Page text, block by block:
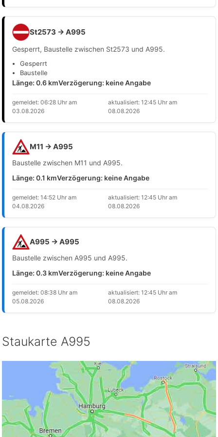
St2573 → A995
Gesperrt, Baustelle zwischen St2573 und A995.
Gesperrt
Baustelle
Länge: 0.6 kmVerzögerung: keine Angabe
gemeldet: 06:28 Uhr am
03.08.2026
aktualisiert: 12:45 Uhr am
08.08.2026
M11 → A995
Baustelle zwischen M11 und A995.
Länge: 0.1 kmVerzögerung: keine Angabe
gemeldet: 14:52 Uhr am
04.08.2026
aktualisiert: 12:45 Uhr am
08.08.2026
A995 → A995
Baustelle zwischen A995 und A995.
Länge: 0.3 kmVerzögerung: keine Angabe
gemeldet: 08:38 Uhr am
05.08.2026
aktualisiert: 12:45 Uhr am
08.08.2026
Staukarte A995